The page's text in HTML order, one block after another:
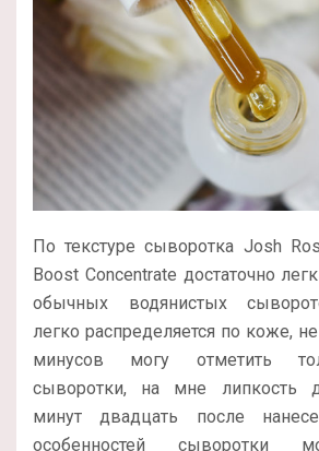
По текстуре сыворотка Josh
Boost Concentrate достаточно
обычных водянистых
легко распределяется по коже,
минусов могу отметить
сыворотки, на мне липкость
минут двадцать после
особенностей сыворотки